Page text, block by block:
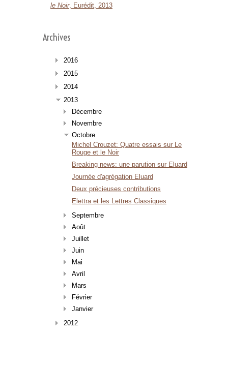
le Noir, Eurédit, 2013
Archives
2016
2015
2014
2013
Décembre
Novembre
Octobre
Michel Crouzet: Quatre essais sur Le
Rouge et le Noir
Breaking news: une parution sur Eluard
Journée d'agrégation Eluard
Deux précieuses contributions
Elettra et les Lettres Classiques
Septembre
Août
Juillet
Juin
Mai
Avril
Mars
Février
Janvier
2012